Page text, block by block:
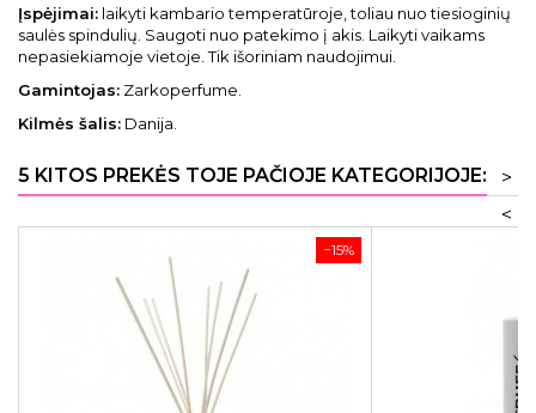
Įspėjimai: laikyti kambario temperatūroje, toliau nuo tiesioginių
saulės spindulių. Saugoti nuo patekimo į akis. Laikyti vaikams
nepasiekiamoje vietoje. Tik išoriniam naudojimui.
Gamintojas: Zarkoperfume.
Kilmės šalis: Danija.
5 KITOS PREKĖS TOJE PAČIOJE KATEGORIJOJE:
>
<
−15%